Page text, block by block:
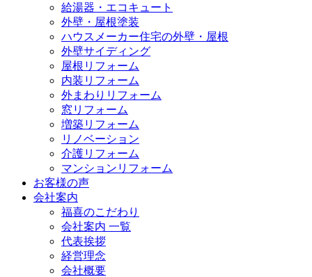
給湯器・エコキュート
外壁・屋根塗装
ハウスメーカー住宅の外壁・屋根
外壁サイディング
屋根リフォーム
内装リフォーム
外まわりリフォーム
窓リフォーム
増築リフォーム
リノベーション
介護リフォーム
マンションリフォーム
お客様の声
会社案内
福喜のこだわり
会社案内 一覧
代表挨拶
経営理念
会社概要